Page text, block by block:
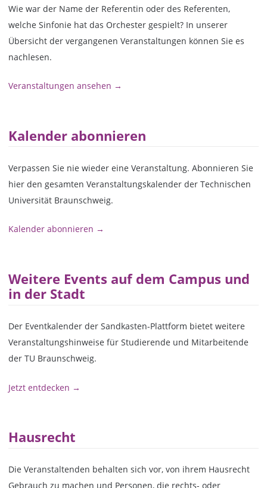
Wie war der Name der Referentin oder des Referenten,
welche Sinfonie hat das Orchester gespielt? In unserer
Übersicht der vergangenen Veranstaltungen können Sie es
nachlesen.
Veranstaltungen ansehen →
Kalender abonnieren
Verpassen Sie nie wieder eine Veranstaltung. Abonnieren Sie
hier den gesamten Veranstaltungskalender der Technischen
Universität Braunschweig.
Kalender abonnieren →
Weitere Events auf dem Campus und
in der Stadt
Der Eventkalender der Sandkasten-Plattform bietet weitere
Veranstaltungshinweise für Studierende und Mitarbeitende
der TU Braunschweig.
Jetzt entdecken →
Hausrecht
Die Veranstaltenden behalten sich vor, von ihrem Hausrecht
Gebrauch zu machen und Personen, die rechts- oder